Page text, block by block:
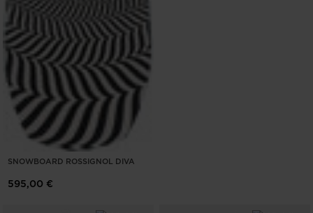
SNOWBOARD ROSSIGNOL DIVA
595,00 €